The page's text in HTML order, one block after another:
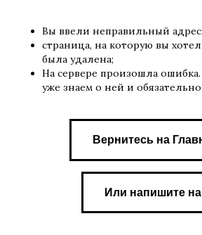
Вы ввели неправильный адрес;
страница, на которую вы
была удалена;
На сервере произошла
уже знаем о ней и
Вернитесь на
Или напишите